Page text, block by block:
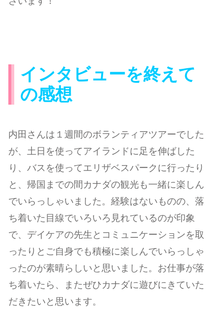
インタビューを終えて
の感想
内田さんは１週間のボランティアツアーでした
が、土日を使ってアイランドに足を伸ばした
り、バスを使ってエリザベスパークに行ったり
と、帰国までの間カナダの観光も一緒に楽しん
でいらっしゃいました。経験はないものの、落
ち着いた目線でいろいろ見れているのが印象
で、デイケアの先生とコミュニケーションを取
ったりとご自身でも積極に楽しんでいらっしゃ
ったのが素晴らしいと思いました。お仕事が落
ち着いたら、またぜひカナダに遊びにきていた
だきたいと思います。